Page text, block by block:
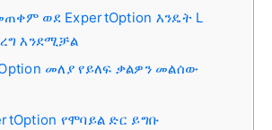
ወደ ExpertOption እንዴት L
እንደሚቻል
መለያ የይለፍ ቃልዎን መልሰው
የሞባይል ድር ይግቡ